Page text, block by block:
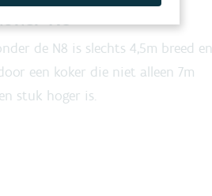
N8
de N8 is slechts 4,5m breed en
een koker die niet alleen 7m
stuk hoger is.